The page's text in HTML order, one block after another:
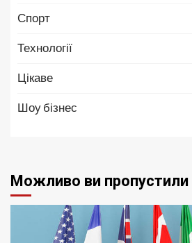
Спорт
Технології
Цікаве
Шоу бізнес
Можливо ви пропустили